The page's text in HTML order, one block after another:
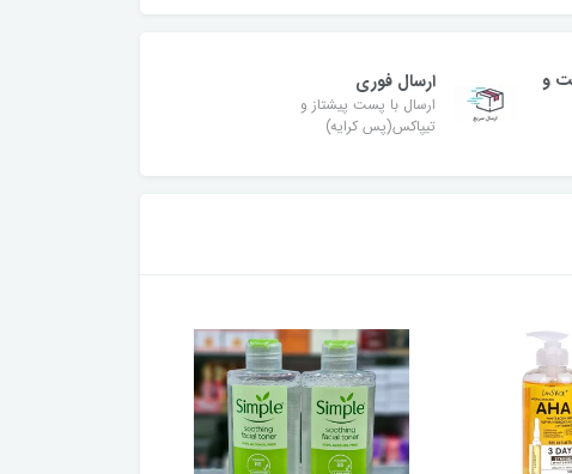
و
ارسال فوری
ارسال با پست پیشتاز و
تیپاکس(پس کرایه)